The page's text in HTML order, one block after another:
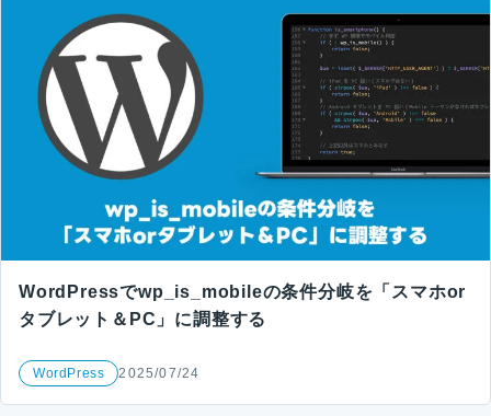
WordPressでwp_is_mobileの条件分岐を「スマホor
タブレット＆PC」に調整する
WordPress 2025/07/24